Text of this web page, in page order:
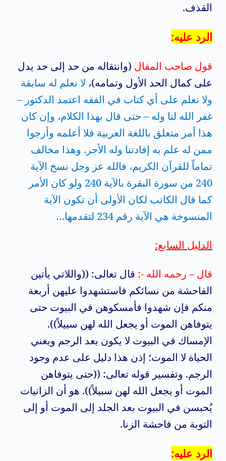
القذف.
الرد عليه:
قول صاحب المقال (وانتقاله من حد إلى حد يدل
على كمال الحد الأول وتمامه)، لا نعلم له سابقة
ولا نعلم على أي كتاب في الفقه اعتمد الدكتور –
غفر الله لنا وله – حتى قال بهذا الكلام، وإن كان
هذا أمر متعلق باللغة العربية فلا أعلمه وأرجوا
ممن له علم به إفادتنا وله الأجر. وهذا مخالف
تماماً للقرآن الكريم، فالله عز وجل نسخ الآية
240 من سورة البقرة بالآية 240 ولو كان الأمر
كما قال الكاتب لكان الأولى أن تكون الآية
المنسوخة هي الآية رقم 234 لتقدمها…
الدليل السابع:
قال – رحمه الله -: قال تعالى: ((واللاتي يأتين
الفاحشة من نسائكم فاستشهدوا عليهن أربعة
منكم فإن شهدوا فأمسكوهن في البيوت حتى
يتوفاهن الموت أو يجعل الله لهن سبيلاً)).
الإمساك في البيوت لا يكون بعد الرجم ويعني
الحياة لا الموت؛ إذن هذا دليل على عدم وجود
الرجم. وتفسير قوله تعالى: ((حتى يتوفاهن
الموت أو يجعل الله لهن سبيلاً)). هو أن الزانيات
يُحبسن في البيوت بعد الجلد إلى الموت أو إلى
التوبة من فاحشة الزنا.
الرد عليه: